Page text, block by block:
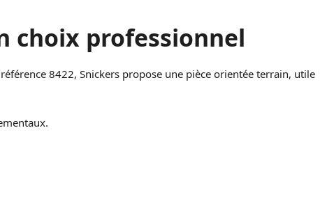
choix professionnel
8422, Snickers propose une pièce orientée terrain, utile